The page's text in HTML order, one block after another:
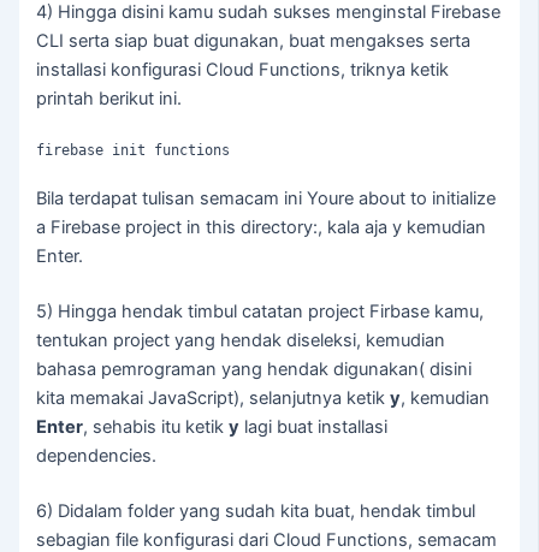
4) Hingga disini kamu sudah sukses menginstal Firebase
CLI serta siap buat digunakan, buat mengakses serta
installasi konfigurasi Cloud Functions, triknya ketik
printah berikut ini.
firebase init functions
Bila terdapat tulisan semacam ini Youre about to initialize
a Firebase project in this directory:, kala aja y kemudian
Enter.
5) Hingga hendak timbul catatan project Firbase kamu,
tentukan project yang hendak diseleksi, kemudian
bahasa pemrograman yang hendak digunakan( disini
kita memakai JavaScript), selanjutnya ketiky, kemudian
Enter, sehabis itu ketiky lagi buat installasi
dependencies.
6) Didalam folder yang sudah kita buat, hendak timbul
sebagian file konfigurasi dari Cloud Functions, semacam